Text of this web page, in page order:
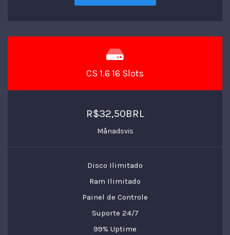
CS 1.6 16 Slots
R$32,50BRL
Månadsvis
Disco Ilimitado
Ram Ilimitado
Painel de Controle
Suporte 24/7
99% Uptime